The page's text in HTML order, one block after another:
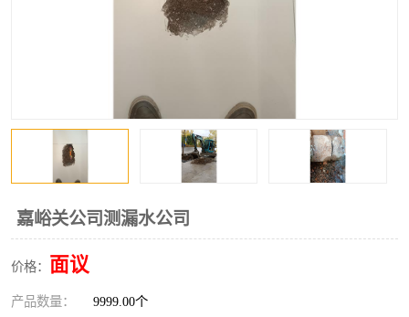
嘉峪关公司测漏水公司
价格： 面议
产品数量： 9999.00个